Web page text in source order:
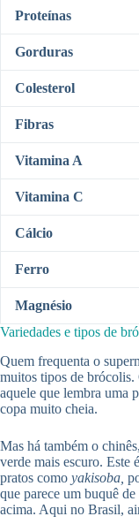
Proteínas
Gorduras
Colesterol
Fibras
Vitamina A
Vitamina C
Cálcio
Ferro
Magnésio
Variedades e tipos de
Quem frequenta o
muitos tipos de
aquele que lembra uma
copa muito cheia.
Mas há também o
verde mais escuro. Este
pratos como yakisoba,
que parece um buquê
acima. Aqui no Brasil,